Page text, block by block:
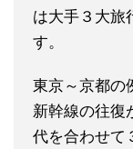
は大手３大旅
す。
東京～京都の
新幹線の往復
代を合わせて